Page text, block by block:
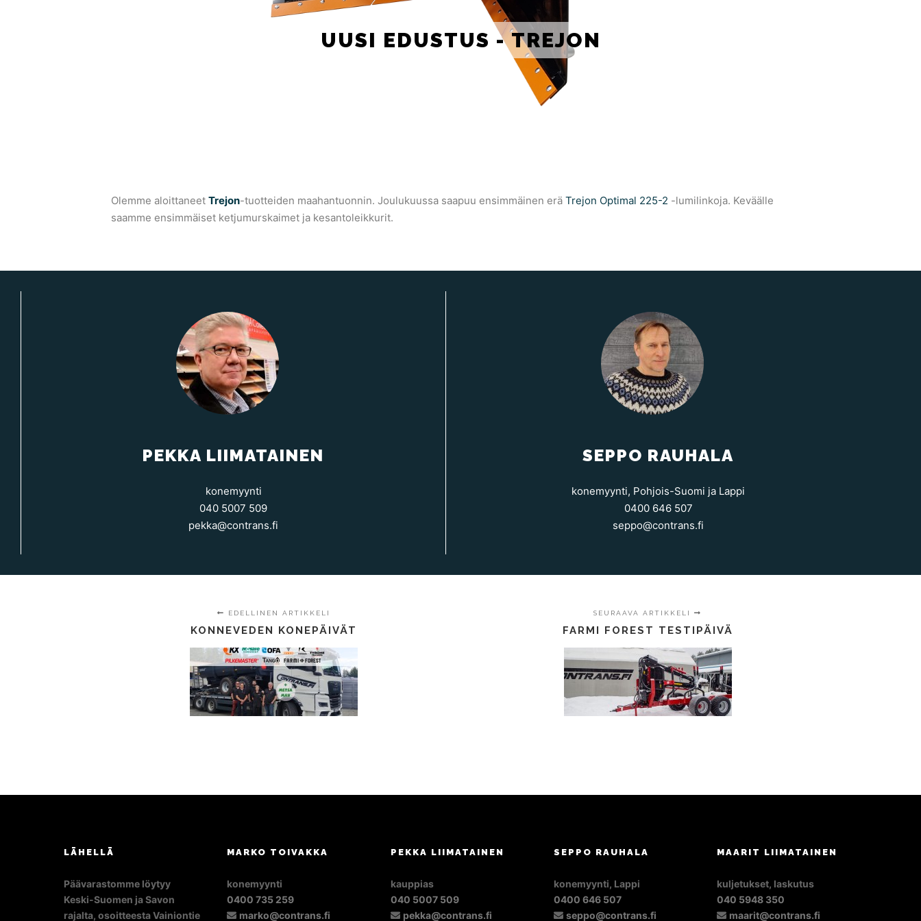
UUSI EDUSTUS - TREJON
Olemme aloittaneet Trejon-tuotteiden maahantuonnin. Joulukuussa saapuu ensimmäinen erä Trejon Optimal 225-2 -lumilinkoja. Keväälle
saamme ensimmäiset ketjumurskaimet ja kesantoleikkurit.
PEKKA LIIMATAINEN
konemyynti
040 5007 509
pekka@contrans.fi
SEPPO RAUHALA
konemyynti, Pohjois-Suomi ja Lappi
0400 646 507
seppo@contrans.fi
EDELLINEN ARTIKKELI
KONNEVEDEN KONEPÄIVÄT
SEURAAVA ARTIKKELI
FARMI FOREST TESTIPÄIVÄ
LÄHELLÄ
Päävarastomme löytyy
Keski-Suomen ja Savon
rajalta, osoitteesta Vainiontie
MARKO TOIVAKKA
konemyynti
0400 735 259
marko@contrans.fi
PEKKA LIIMATAINEN
kauppias
040 5007 509
pekka@contrans.fi
SEPPO RAUHALA
konemyynti, Lappi
0400 646 507
seppo@contrans.fi
MAARIT LIIMATAINEN
kuljetukset, laskutus
040 5948 350
maarit@contrans.fi